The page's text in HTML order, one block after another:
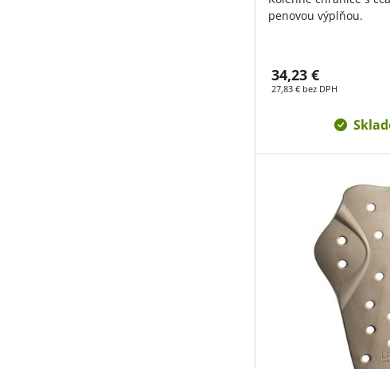
penovou výplňou.
34,23 €
27,83 € bez DPH